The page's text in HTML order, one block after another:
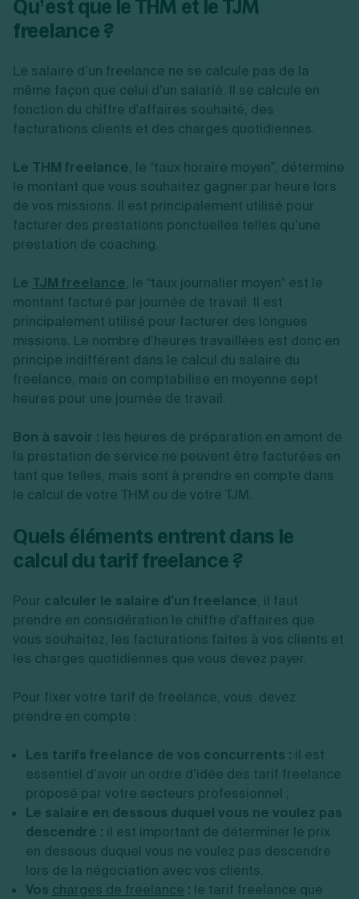
Qu’est que le THM et le TJM
freelance ?
Le salaire d’un freelance ne se calcule pas de la
même façon que celui d’un salarié. Il se calcule en
fonction du chiffre d'affaires souhaité, des
facturations clients et des charges quotidiennes.
Le THM freelance, le “taux horaire moyen”, détermine
le montant que vous souhaitez gagner par heure lors
de vos missions. Il est principalement utilisé pour
facturer des prestations ponctuelles telles qu’une
prestation de coaching.
Le TJM freelance, le “taux journalier moyen” est le
montant facturé par journée de travail. Il est
principalement utilisé pour facturer des longues
missions. Le nombre d’heures travaillées est donc en
principe indifférent dans le calcul du salaire du
freelance, mais on comptabilise en moyenne sept
heures pour une journée de travail.
Bon à savoir : les heures de préparation en amont de
la prestation de service ne peuvent être facturées en
tant que telles, mais sont à prendre en compte dans
le calcul de votre THM ou de votre TJM.
Quels éléments entrent dans le
calcul du tarif freelance ?
Pour calculer le salaire d’un freelance, il faut
prendre en considération le chiffre d'affaires que
vous souhaitez, les facturations faites à vos clients et
les charges quotidiennes que vous devez payer.
Pour fixer votre tarif de freelance, vous devez
prendre en compte :
Les tarifs freelance de vos concurrents : il est
essentiel d’avoir un ordre d’idée des tarif freelance
proposé par votre secteurs professionnel ;
Le salaire en dessous duquel vous ne voulez pas
descendre : il est important de déterminer le prix
en dessous duquel vous ne voulez pas descendre
lors de la négociation avec vos clients.
Vos charges de freelance : le tarif freelance que